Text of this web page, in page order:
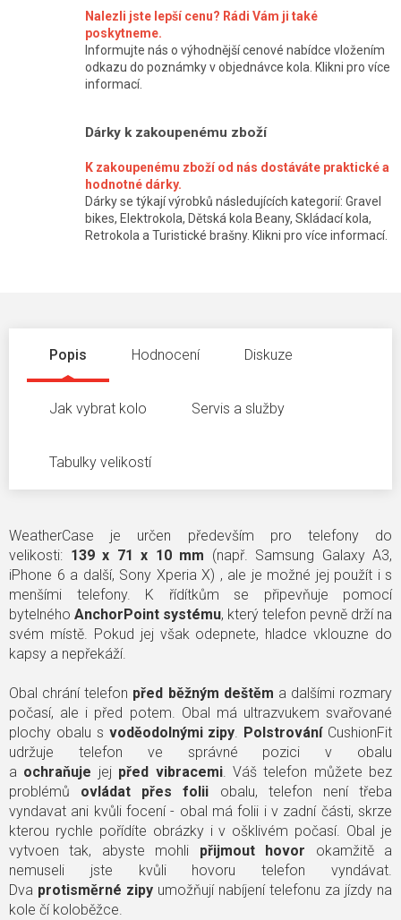
Nalezli jste lepší cenu? Rádi Vám ji také
poskytneme.
Informujte nás o výhodnější cenové nabídce vložením
odkazu do poznámky v objednávce kola. Klikni pro více
informací.
Dárky k zakoupenému zboží
K zakoupenému zboží od nás dostáváte praktické a
hodnotné dárky.
Dárky se týkají výrobků následujících kategorií: Gravel
bikes, Elektrokola, Dětská kola Beany, Skládací kola,
Retrokola a Turistické brašny. Klikni pro více informací.
Popis Hodnocení Diskuze
Jak vybrat kolo Servis a služby
Tabulky velikostí
WeatherCase je určen především pro telefony do
velikosti: 139 x 71 x 10 mm (např. Samsung Galaxy A3,
iPhone 6 a další, Sony Xperia X) , ale je možné jej použít i s
menšími telefony. K řídítkům se připevňuje pomocí
bytelného AnchorPoint systému, který telefon pevně drží na
svém místě. Pokud jej však odepnete, hladce vklouzne do
kapsy a nepřekáží.
Obal chrání telefon před běžným deštěm a dalšími rozmary
počasí, ale i před potem. Obal má ultrazvukem svařované
plochy obalu s voděodolnými zipy. PolstrováníCushionFit
udržuje telefon ve správné pozici v obalu
a ochraňuje jej před vibracemi. Váš telefon můžete bez
problémů ovládat přes folii obalu, telefon není třeba
vyndavat ani kvůli focení - obal má folii i v zadní části, skrze
kterou rychle pořídíte obrázky i v ošklivém počasí. Obal je
vytvoen tak, abyste mohli přijmout hovor okamžitě a
nemuseli jste kvůli hovoru telefon vyndávat.
Dva protisměrné zipy umožňují nabíjení telefonu za jízdy na
kole čí koloběžce.